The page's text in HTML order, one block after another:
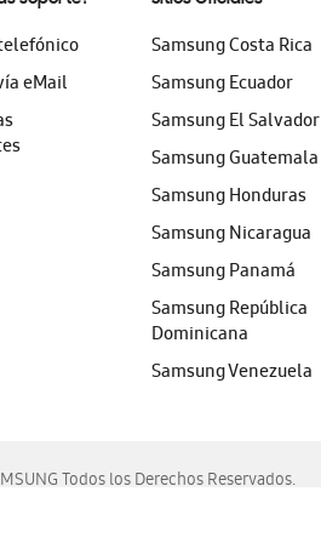
eMail
Samsung Costa Rica
Samsung Ecuador
Samsung El Salvador
Samsung Guatemala
Samsung Honduras
Samsung Nicaragua
Samsung Panamá
Samsung República
Dominicana
Samsung Venezuela
Todos los Derechos Reservados.